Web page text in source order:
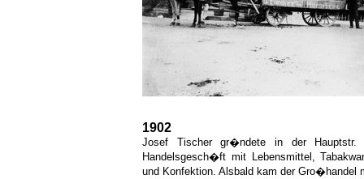
1902
Josef Tischer gr�ndete in der
Handelsgesch�ft mit Lebensmittel,
und Konfektion. Alsbald kam der Gro�handel